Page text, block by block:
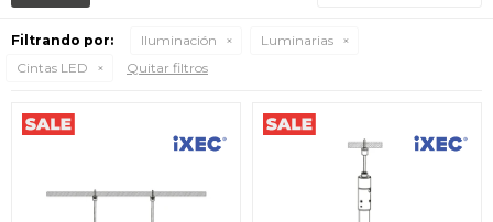
Filtrando por: Iluminación
Luminarias
Cintas LED
Quitar filtros